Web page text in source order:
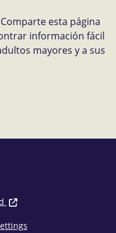
esta página
información fácil
mayores y a sus